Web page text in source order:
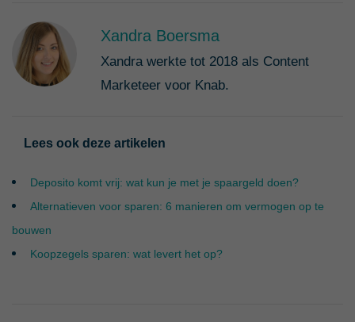
Xandra Boersma
Xandra werkte tot 2018 als Content
Marketeer voor Knab.
Lees ook deze artikelen
Deposito komt vrij: wat kun je met je spaargeld doen?
Alternatieven voor sparen: 6 manieren om vermogen op te
bouwen
Koopzegels sparen: wat levert het op?